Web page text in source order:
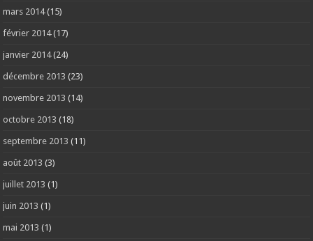
mars 2014(15)
février 2014(17)
janvier 2014(24)
décembre 2013 (23)
novembre 2013 (14)
octobre 2013 (18)
septembre 2013 (11)
août 2013 (3)
juillet 2013 (1)
juin 2013 (1)
mai 2013 (1)